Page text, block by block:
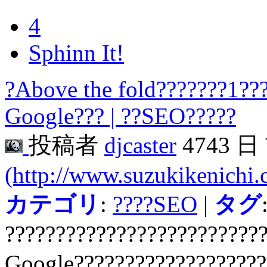
4
Sphinn It!
?Above the
Google??? | ??SEO?????
投稿者 djcaster 4743 日
(http://
カテゴリ : ????SEO | タグ